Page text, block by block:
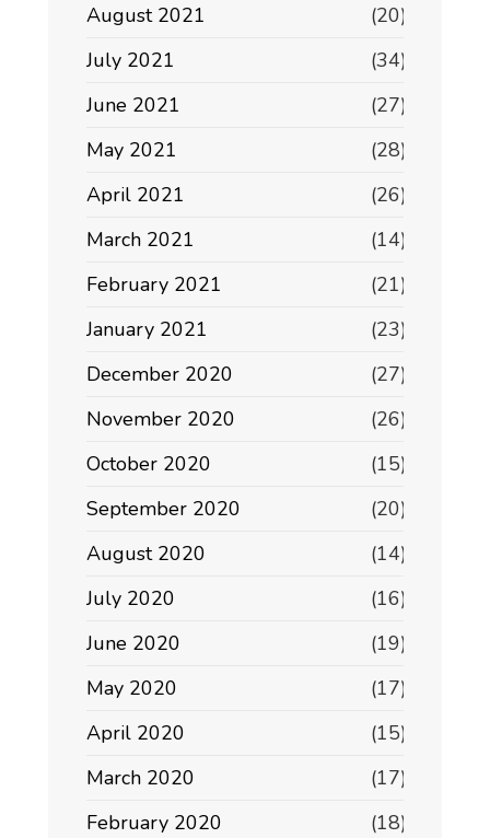
August 2021
(20)
July 2021
(34)
June 2021
(27)
May 2021
(28)
April 2021
(26)
March 2021
(14)
February 2021
(21)
January 2021
(23)
December 2020
(27)
November 2020
(26)
October 2020
(15)
September 2020
(20)
August 2020
(14)
July 2020
(16)
June 2020
(19)
May 2020
(17)
April 2020
(15)
March 2020
(17)
February 2020
(18)